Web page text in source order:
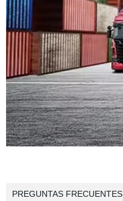
PREGUNTAS FRECUENTES